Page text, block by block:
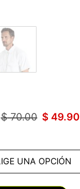
$70.00 $ 49.90